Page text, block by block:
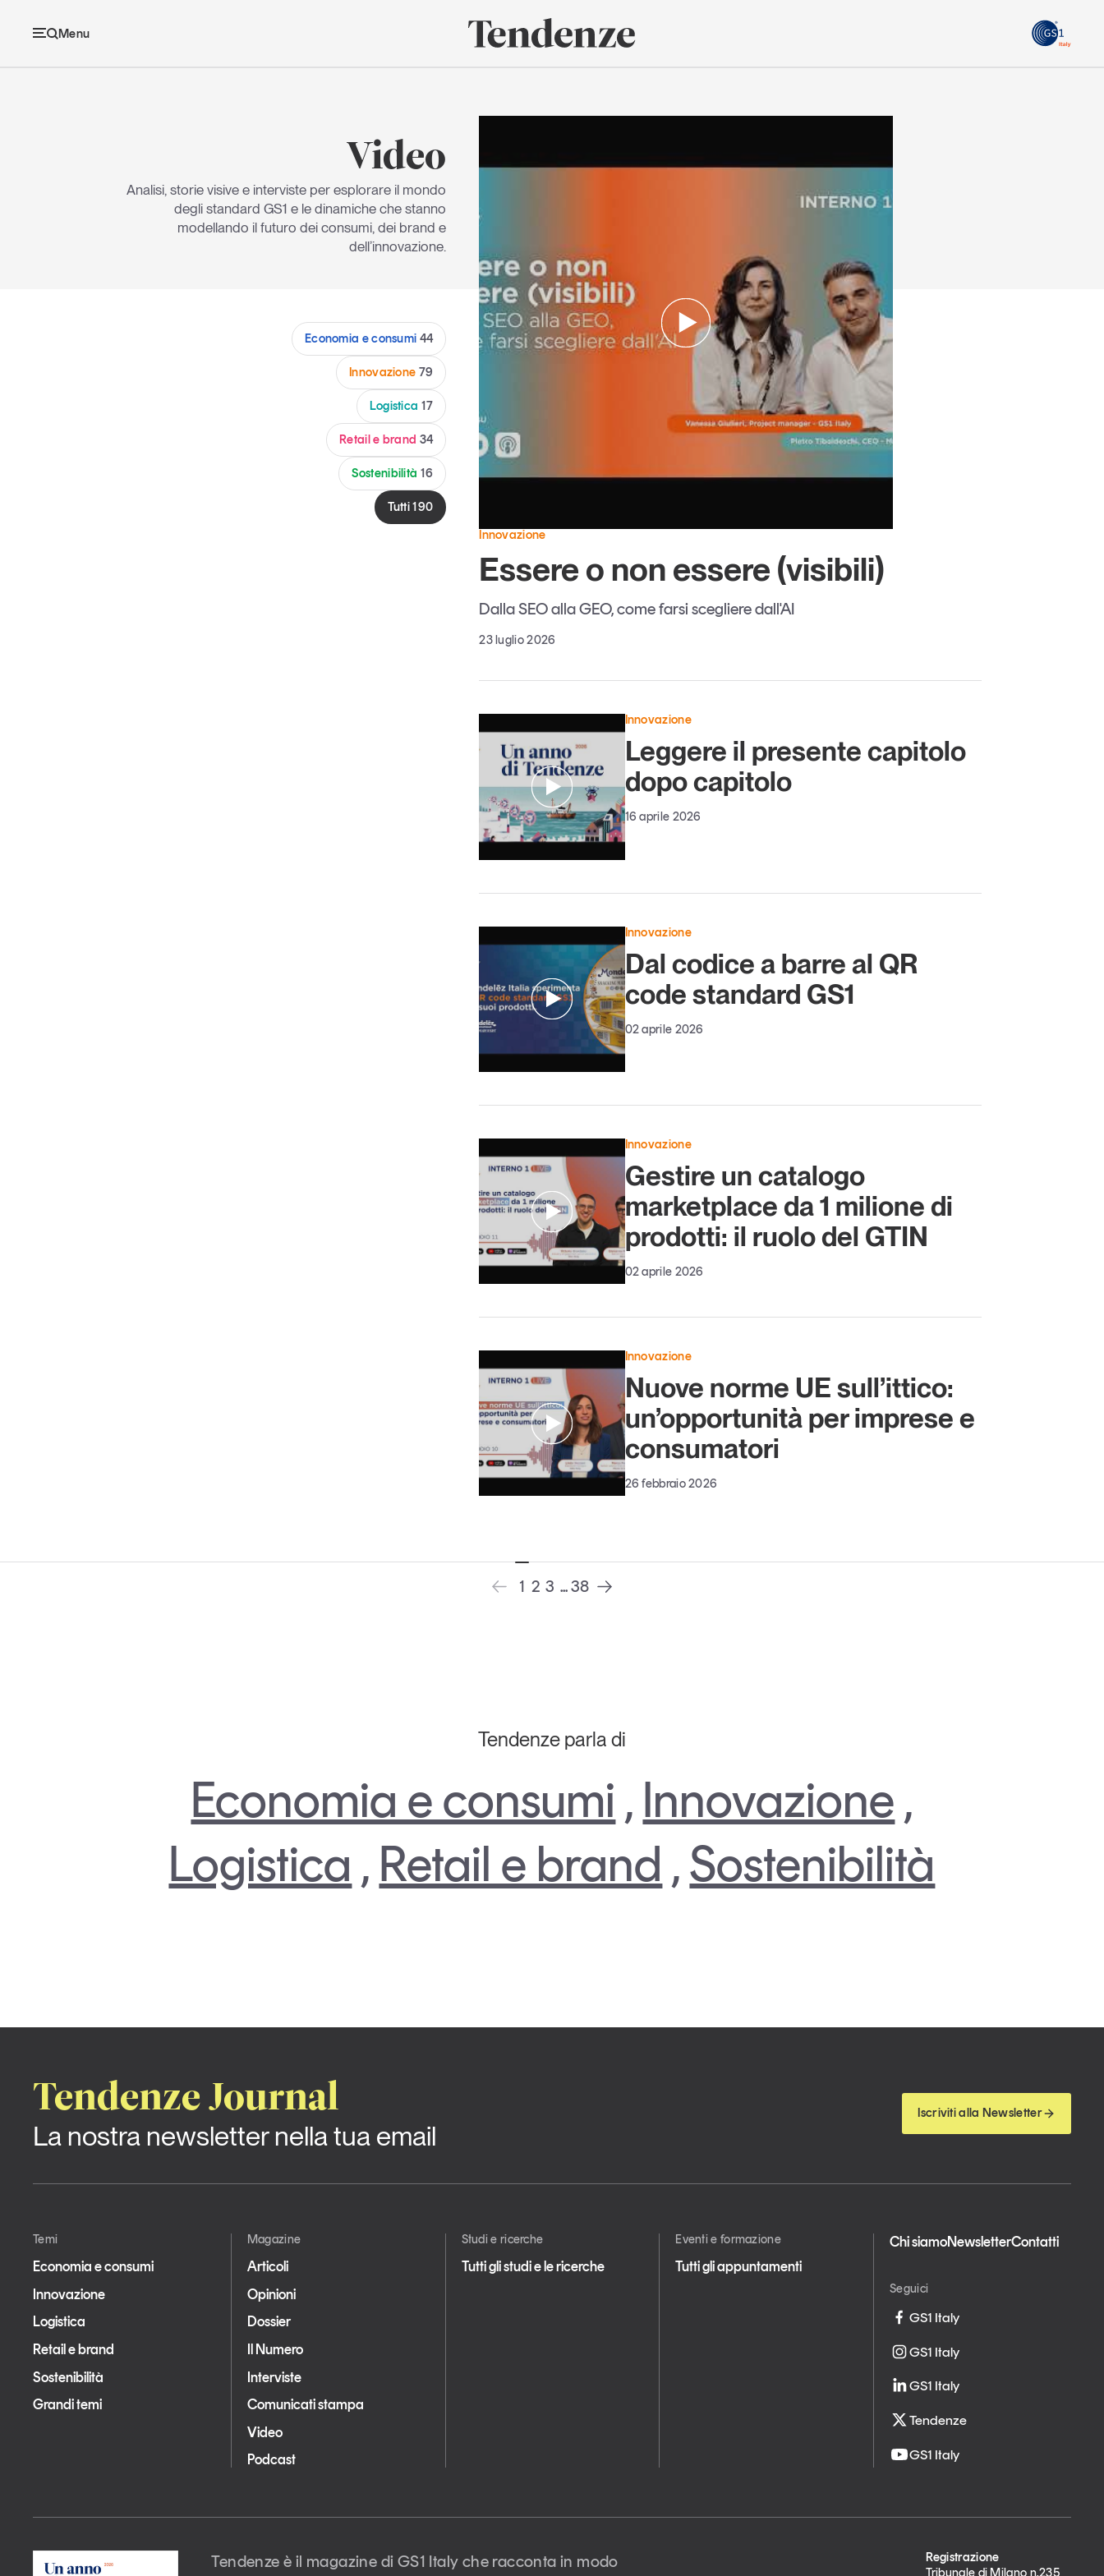
Menu
GS1
Economia e consumi
Innovazione
Opinioni
Comunicati stampa
Video
Podcast
ricerche
Contatti
Leggi il magazine
Tendenze è il magazine di GS1 Italy che racconta in modo
Video
Analisi, storie visive e interviste per esplorare il mondo
degli standard GS1 e le dinamiche che stanno
modellando il futuro dei consumi, dei brand e
dell’innovazione.
Economia e consumi 44
Innovazione 79
Logistica 17
Retail e brand 34
Sostenibilità 16
Tutti190
Innovazione
Essere o non essere (visibili)
Dalla SEO alla GEO, come farsi scegliere dall'AI
23 luglio 2026
Innovazione
Leggere il presente capitolo
dopo capitolo
16 aprile 2026
Innovazione
Dal codice a barre al QR
code standard GS1
02 aprile 2026
Innovazione
Gestire un catalogo
marketplace da 1 milione di
prodotti: il ruolo del GTIN
02 aprile 2026
Innovazione
Nuove norme UE sull’ittico:
un’opportunità per imprese e
consumatori
26 febbraio 2026
1 2 3 ...38
Tendenze parla di
Economia e consumi , Innovazione ,
Logistica , Retail e brand ,Sostenibilità
Tendenze Journal
La nostra newsletter nella tua email
Iscriviti alla Newsletter
Temi
Economia e consumi
Innovazione
Logistica
Retail e brand
Sostenibilità
Grandi temi
Magazine
Articoli
Opinioni
Dossier
Il Numero
Interviste
Comunicati stampa
Video
Podcast
Studi e ricerche
Tutti gli studi e le ricerche
Eventi e formazione
Tutti gli appuntamenti
Chi siamoNewsletterContatti
Seguici
GS1 Italy
GS1 Italy
GS1 Italy
Tendenze
GS1 Italy
Tendenze è il magazine di GS1 Italy che racconta in modo
Registrazione
Tribunale di Milano n.235